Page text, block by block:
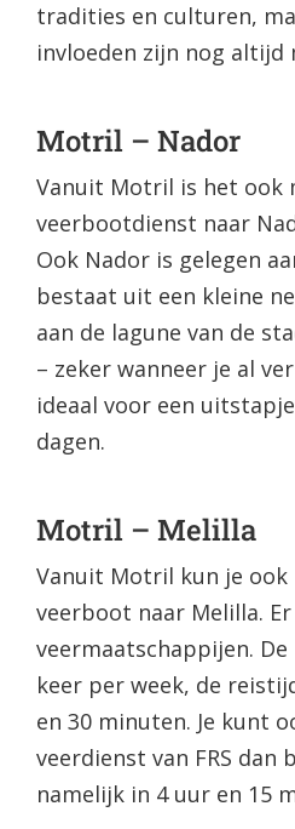
tradities en culturen,
invloeden zijn nog altijd
Motril – Nador
Vanuit Motril is het ook
veerbootdienst naar
Ook Nador is gelegen
bestaat uit een kleine
aan de lagune van de
– zeker wanneer je al
ideaal voor een
dagen.
Motril – Melilla
Vanuit Motril kun je ook
veerboot naar Melilla. Er
veermaatschappijen.
keer per week, de
en 30 minuten. Je kunt
veerdienst van FRS dan
namelijk in 4 uur en 15